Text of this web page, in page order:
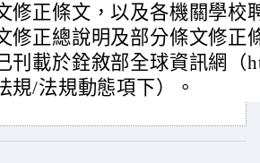
修正條文，以及各機關學校
修正總說明及部分條文修正
刊載於銓敘部全球資訊網（
規/法規動態項下）。